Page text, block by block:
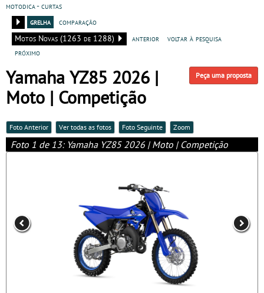
motodica - curtas
grelha
comparação
Motos Novas (1263 de 1288)
anterior
voltar à pesquisa
próximo
Peça uma proposta
Yamaha YZ85 2026 |
Moto | Competição
Foto Anterior Ver todas as fotos Foto Seguinte Zoom
Foto 1 de 13: Yamaha YZ85 2026 | Moto | Competição